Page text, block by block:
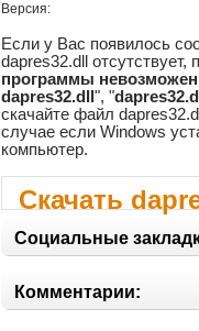
Версия:
Если у Вас появилось
dapres32.dll
программы невозможен,
dapres32.dll", "
скачайте файл
случае если Windows
компьютер.
Скачать
Социальные
Комментарии: